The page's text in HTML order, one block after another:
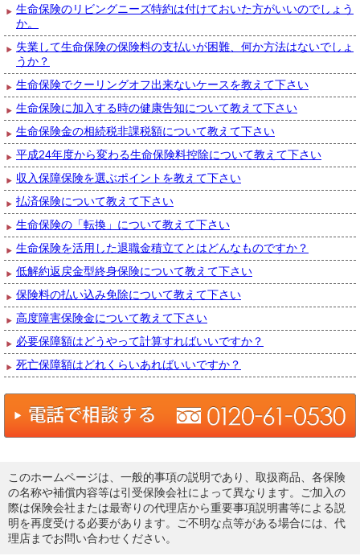
生命保険のリビングニーズ特約は付けておいた方がいいのでしょう
か。
失業して生命保険の保険料の支払いが困難、何か方法はないでしょ
うか？
生命保険でクーリングオフ出来ないケースを教えて下さい
生命保険に加入する時の健康告知について教えて下さい
生命保険金の相続税非課税額について教えて下さい
平成24年度から変わる生命保険料控除について教えて下さい
収入保障保険を選ぶポイントを教えて下さい
払済保険について教えて下さい
生命保険の「転換」について教えて下さい
生命保険を活用した退職金積立てとはどんなものですか？
低解約返戻金型終身保険について教えて下さい
保険料の払い込み免除について教えて下さい
高度障害保険金について教えて下さい
必要保障額はどうやって計算すればいいですか？
死亡保障額はどれくらいあればいいですか？
このホームページは、一般的事項の説明であり、取扱商品、各保険
の名称や補償内容等は引受保険会社によって異なります。ご加入の
際は保険会社または最寄りの代理店から重要事項説明書等による説
明を再度受ける必要があります。ご不明な点等がある場合には、代
理店までお問い合わせください。